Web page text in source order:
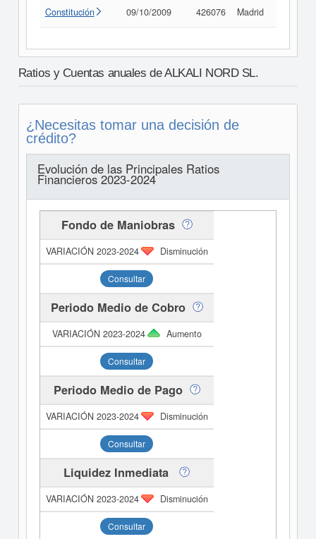
Constitución 09/10/2009 426076 Madrid
Ratios y Cuentas anuales de ALKALI NORD SL.
¿Necesitas tomar una decisión de
crédito?
Evolución de las Principales Ratios
Financieros 2023-2024
Fondo de Maniobras
Disminución
Consultar
Periodo Medio de Cobro
Aumento
Consultar
Periodo Medio de Pago
Disminución
Consultar
Liquidez Inmediata
Disminución
Consultar